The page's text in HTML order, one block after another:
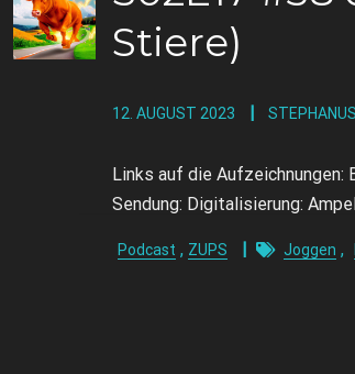
Stiere)
12. AUGUST 2023 STEPHANUS
Links auf die Aufzeichnungen:
Sendung: Digitalisierung:
Podcast , ZUPS Joggen ,